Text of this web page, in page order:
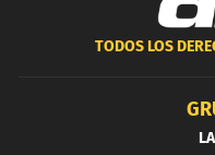
TODOS LOS